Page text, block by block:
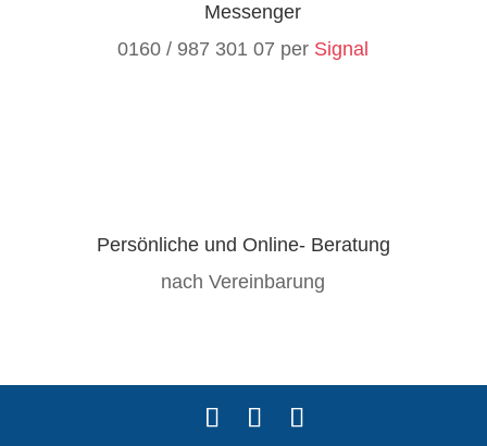
Messenger
0160 / 987 301 07 per Signal
Persönliche und Online- Beratung
nach Vereinbarung